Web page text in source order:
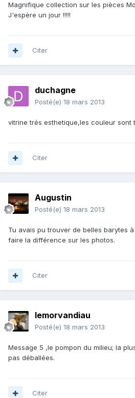
Magnifique collection sur les pièces
J'espère un jour !!!!!
Citer
duchagne
Posté(e) 18 mars 2013
vitrine trés esthetique,les couleur sont
Citer
Augustin
Posté(e) 18 mars 2013
Tu avais pu trouver de belles barytes
faire la différence sur les photos.
Citer
lemorvandiau
Posté(e) 18 mars 2013
Message 5 ,le pompon du milieu; la
pas déballées.
Citer